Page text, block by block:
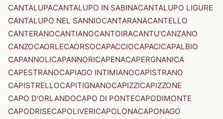
CANTALUPACANTALUPO IN SABINACANTALUPO LIGURE
CANTALUPO NEL SANNIOCANTARANACANTELLO
CANTERANOCANTIANOCANTOIRACANTU'CANZANO
CANZOCAORLECAORSOCAPACCIOCAPACICAPALBIO
CAPANNOLICAPANNORICAPENACAPERGNANICA
CAPESTRANOCAPIAGO INTIMIANOCAPISTRANO
CAPISTRELLOCAPITIGNANOCAPIZZICAPIZZONE
CAPO D'ORLANDOCAPO DI PONTECAPODIMONTE
CAPODRISECAPOLIVERICAPOLONACAPONAGO